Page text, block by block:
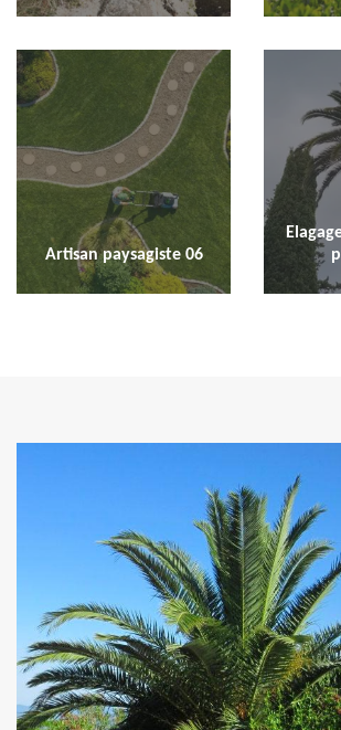
Artisan paysagiste 06